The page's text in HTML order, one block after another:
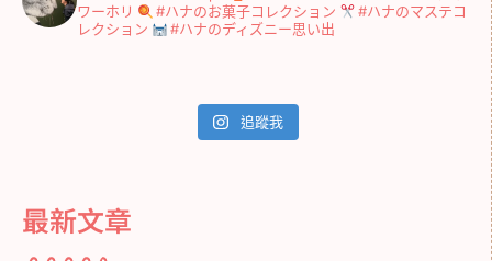
ワーホリ
#ハナのお菓子コレクション
#ハナのマステコ
レクション
#ハナのディズニー思い出
追蹤我
最新文章